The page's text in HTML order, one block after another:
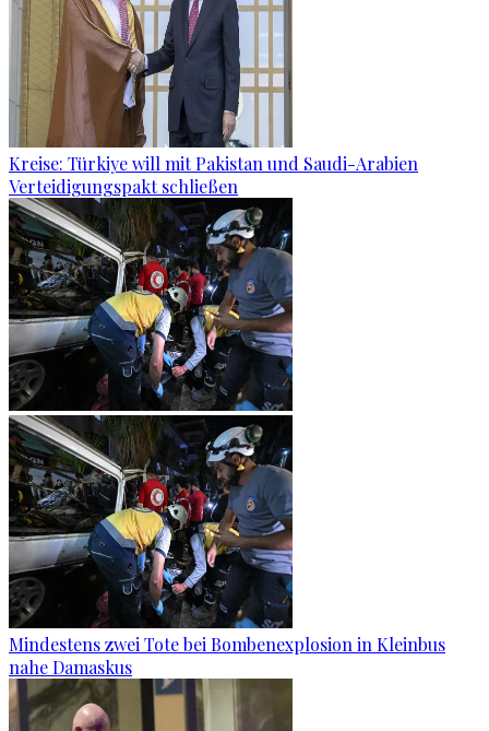
Kreise: Türkiye will mit Pakistan und Saudi-Arabien
Verteidigungspakt schließen
Mindestens zwei Tote bei Bombenexplosion in Kleinbus
nahe Damaskus